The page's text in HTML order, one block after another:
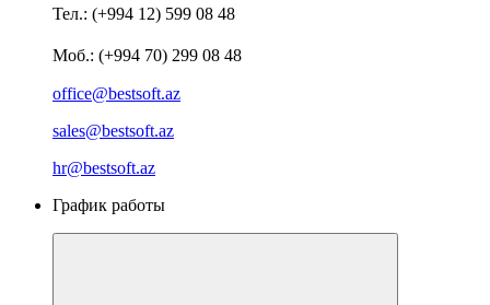
Тел.: (+994 12) 599 08 48
Моб.: (+994 70) 299 08 48
office@bestsoft.az
sales@bestsoft.az
hr@bestsoft.az
График работы